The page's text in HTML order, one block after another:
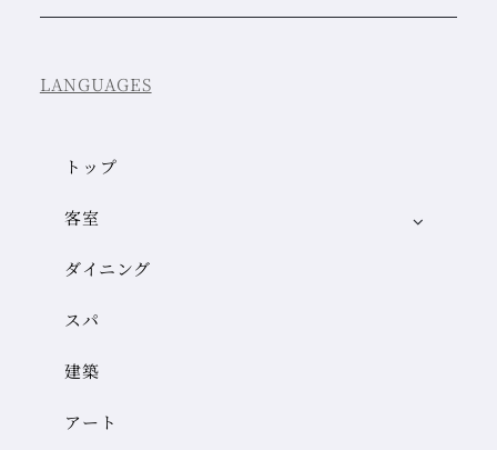
LANGUAGES
トップ
客室
ダイニング
スパ
建築
アート